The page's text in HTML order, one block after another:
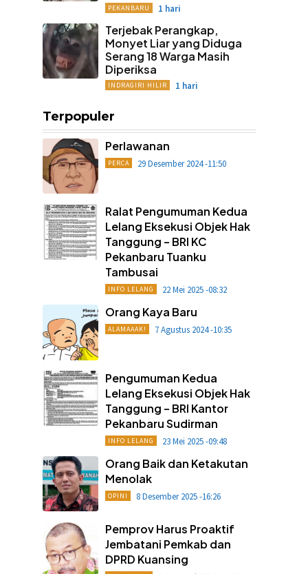
PEKANBARU 1 hari
Terjebak Perangkap,
Monyet Liar yang Diduga
Serang 18 Warga Masih
Diperiksa
INDRAGIRI HILIR 1 hari
Terpopuler
Perlawanan
PERCA 29 Desember 2024 -11:50
Ralat Pengumuman Kedua
Lelang Eksekusi Objek Hak
Tanggung – BRI KC
Pekanbaru Tuanku
Tambusai
INFO LELANG 22 Mei 2025 -08:32
Orang Kaya Baru
ALAMAAAK! 7 Agustus 2024 -10:35
Pengumuman Kedua
Lelang Eksekusi Objek Hak
Tanggung – BRI Kantor
Pekanbaru Sudirman
INFO LELANG 23 Mei 2025 -09:48
Orang Baik dan Ketakutan
Menolak
OPINI 8 Desember 2025 -16:26
Pemprov Harus Proaktif
Jembatani Pemkab dan
DPRD Kuansing